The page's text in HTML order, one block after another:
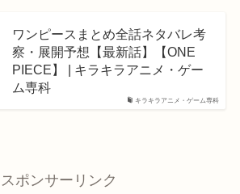
キラキラアニメ・ゲーム専科
ワンピースまとめ全話ネタバレ考
察・展開予想【最新話】【ONE
PIECE】 | キラキラアニメ・ゲー
ム専科
スポンサーリンク